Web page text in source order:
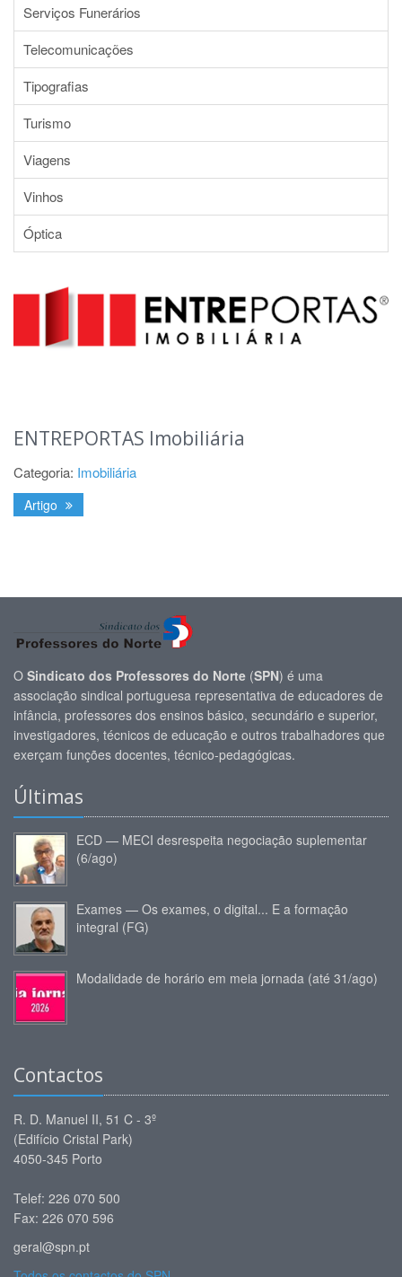
Serviços Funerários
Telecomunicações
Tipografias
Turismo
Viagens
Vinhos
Óptica
ENTREPORTAS Imobiliária
Categoria: Imobiliária
Artigo
O Sindicato dos Professores do Norte (SPN) é uma
associação sindical portuguesa representativa de educadores de
infância, professores dos ensinos básico, secundário e superior,
investigadores, técnicos de educação e outros trabalhadores que
exerçam funções docentes, técnico-pedagógicas.
Últimas
ECD — MECI desrespeita negociação suplementar
(6/ago)
Exames — Os exames, o digital... E a formação
integral (FG)
Modalidade de horário em meia jornada (até 31/ago)
Contactos
R. D. Manuel II, 51 C - 3º
(Edifício Cristal Park)
4050-345 Porto
Telef: 226 070 500
Fax: 226 070 596
geral@spn.pt